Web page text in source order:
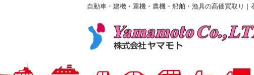
自動車・建機・重機・農機・船舶・漁具の高価買取り